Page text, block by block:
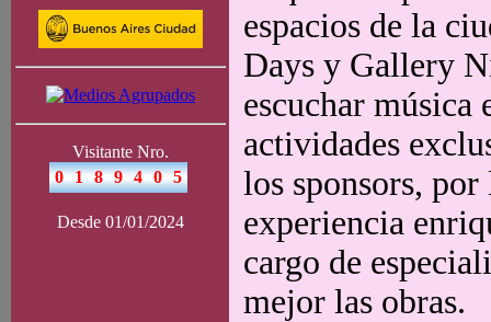
Visitante Nro.
Desde 01/01/2024
espacios de la
Days y Gallery
escuchar
actividades
los sponsors,
experiencia
cargo de
mejor las obras.